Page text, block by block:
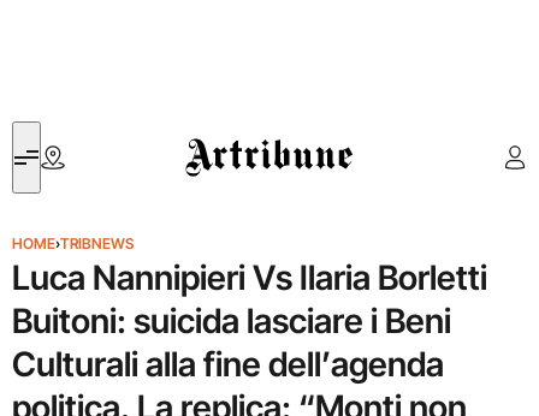
Artribune
HOME›TRIBNEWS
Luca Nannipieri Vs Ilaria Borletti
Buitoni: suicida lasciare i Beni
Culturali alla fine dell’agenda
politica. La replica: “Monti non